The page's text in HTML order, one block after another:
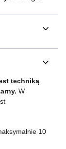
techniką
W
10